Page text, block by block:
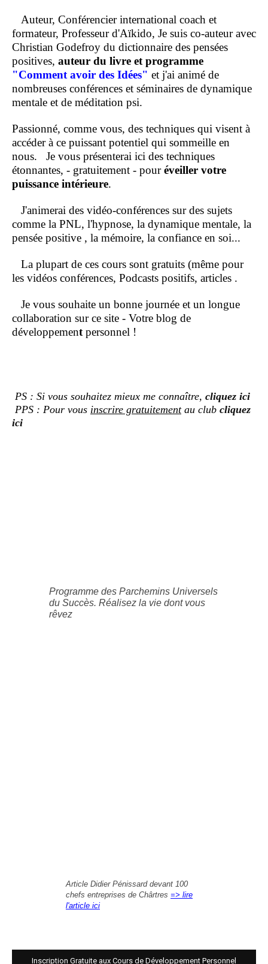
Auteur, Conférencier international coach et
formateur, Professeur d'Aïkido, Je suis co-auteur avec
Christian Godefroy du dictionnaire des pensées
positives, auteur du livre et programme
"Comment avoir des Idées" et j'ai animé de
nombreuses conférences et séminaires de dynamique
mentale et de méditation psi.
Passionné, comme vous, des techniques qui visent à
accéder à ce puissant potentiel qui sommeille en
nous. Je vous présenterai ici des techniques
étonnantes, - gratuitement - pouréveiller votre
puissance intérieure.
J'animerai des vidéo-conférences sur des sujets
comme la PNL, l'hypnose, la dynamique mentale, la
pensée positive , la mémoire, la confiance en soi...
La plupart de ces cours sont gratuits (même pour
les vidéos conférences, Podcasts positifs, articles .
Je vous souhaite un bonne journée et un longue
collaboration sur ce site - Votre blog de
développement personnel !
PS : Si vous souhaitez mieux me connaître, cliquez ici
PPS : Pour vous inscrire gratuitementau club cliquez
ici
Programme des Parchemins Universels
du Succès. Réalisez la vie dont vous
rêvez
Article Didier Pénissard devant 100
chefs entreprises de Chârtres => lire
l'article ici
Inscription Gratuite aux Cours de Développement Personnel